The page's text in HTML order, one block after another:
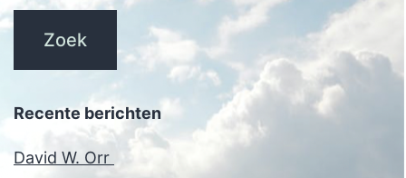
Recente berichten
David W. Orr